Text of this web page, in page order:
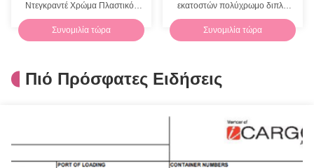
Ντεγκραντέ Χρώμα Πλαστικός
9ml Άδειος Σωλήνας
Βλεφαρίδων Διπλής Στρώσης
Συνομιλία τώρα
εκατοστών πολύχρωμο διπλό
πλευρικό γυάλινο νυχτικό με
προστατευτική θήκη
Συνομιλία τώρα
Πιό Πρόσφατες Ειδήσεις